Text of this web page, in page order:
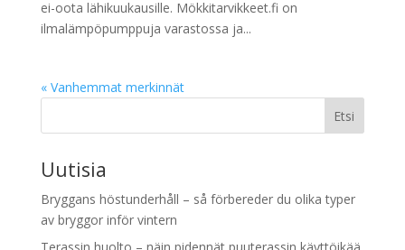
ei-oota lähikuukausille. Mökkitarvikkeet.fi on
ilmalämpöpumppuja varastossa ja...
« Vanhemmat merkinnät
Etsi
Uutisia
Bryggans höstunderhåll – så förbereder du olika typer
av bryggor inför vintern